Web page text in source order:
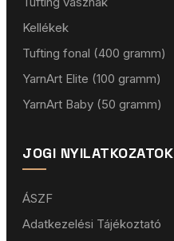
Kellékek
Tufting fonal (400 gramm)
YarnArt Elite (100 gramm)
YarnArt Baby (50 gramm)
JOGI NYILATKOZATOK
ÁSZF
Adatkezelési Tájékoztató